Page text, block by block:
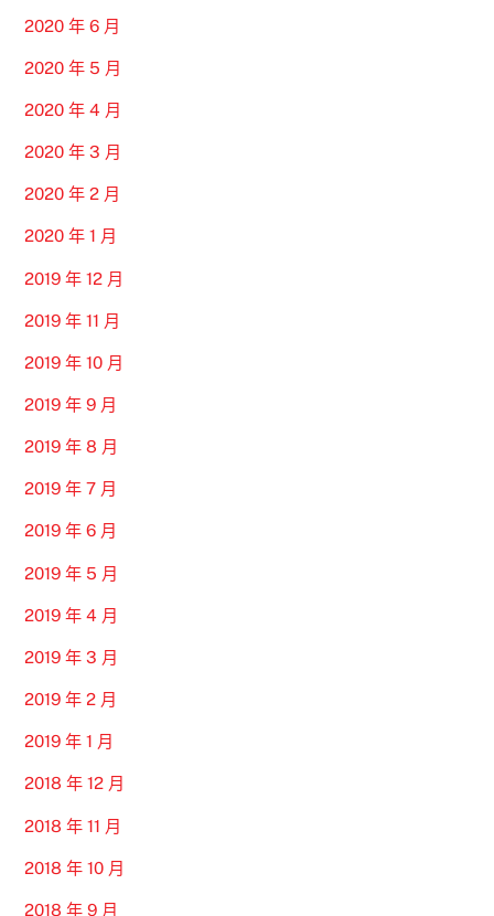
2020 年 6 月
2020 年 5 月
2020 年 4 月
2020 年 3 月
2020 年 2 月
2020 年 1 月
2019 年 12 月
2019 年 11 月
2019 年 10 月
2019 年 9 月
2019 年 8 月
2019 年 7 月
2019 年 6 月
2019 年 5 月
2019 年 4 月
2019 年 3 月
2019 年 2 月
2019 年 1 月
2018 年 12 月
2018 年 11 月
2018 年 10 月
2018 年 9 月